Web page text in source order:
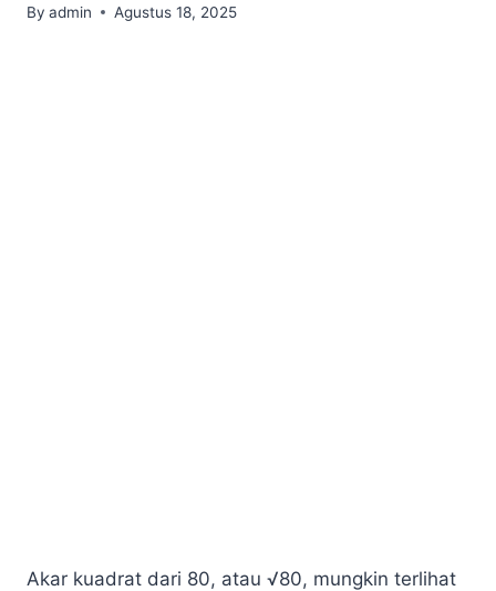
By admin Agustus 18, 2025
Akar kuadrat dari 80, atau √80, mungkin terlihat